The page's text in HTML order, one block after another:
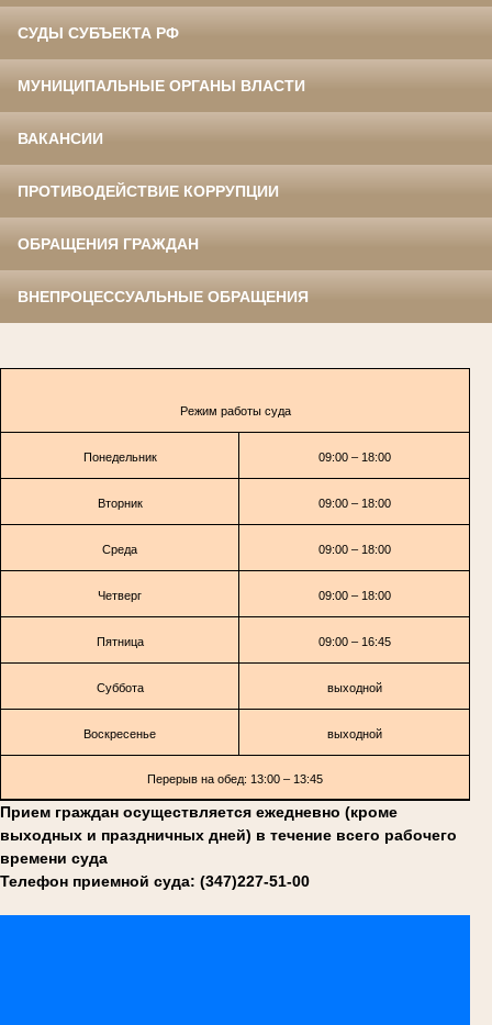
СУДЫ СУБЪЕКТА РФ
МУНИЦИПАЛЬНЫЕ ОРГАНЫ ВЛАСТИ
ВАКАНСИИ
ПРОТИВОДЕЙСТВИЕ КОРРУПЦИИ
ОБРАЩЕНИЯ ГРАЖДАН
ВНЕПРОЦЕССУАЛЬНЫЕ ОБРАЩЕНИЯ
Режим работы суда
Понедельник 09:00 – 18:00
Вторник 09:00 – 18:00
Среда 09:00 – 18:00
Четверг 09:00 – 18:00
Пятница 09:00 – 16:45
Суббота выходной
Воскресенье выходной
Перерыв на обед: 13:00 – 13:45
Прием граждан осуществляется ежедневно (кроме
выходных и праздничных дней) в течение всего рабочего
времени суда
Телефон приемной суда: (347)227-51-00